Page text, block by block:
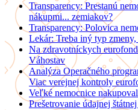
Transparency: Prestanú
nákupmi... zemiakov?
Transparency: Polovica
Lekár: Treba iný typ
Na zdravotníckych
Váhostav
Analýza Operačného
Viac verejnej kontroly
Veľké nemocnice
Prešetrovanie údajnej